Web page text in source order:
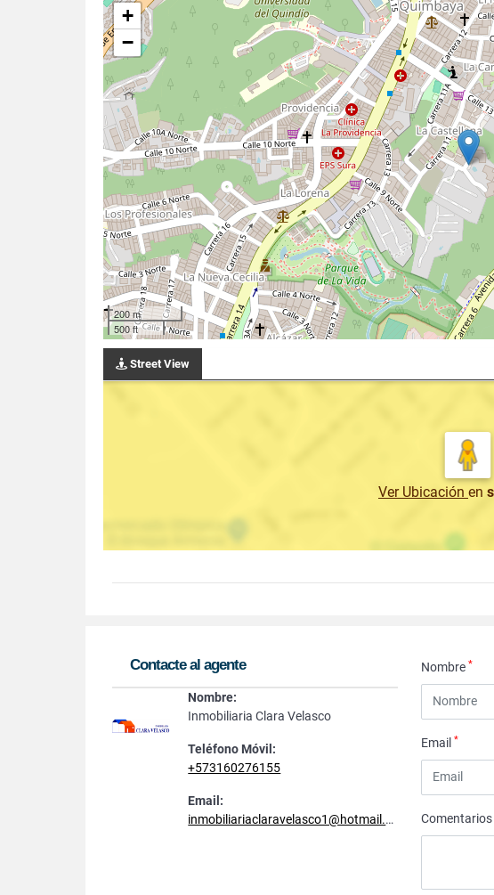
+
−
200 m
500 ft
Street View
Ver Ubicación en
Contacte al agente
Nombre:
Inmobiliaria Clara Velasco
Teléfono Móvil:
+573160276155
Email:
inmobiliariaclaravelasco1@hotmail.com
Nombre*
Email*
Comentarios